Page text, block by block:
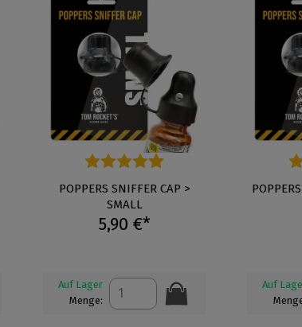
von 4.8 von 5 Sternen
Durchschnittliche Bewertung von 4.8 von 5
POPPERS SNIFFER CAP >
SMALL
5,90 €*
Auf Lager
Menge:
Auf